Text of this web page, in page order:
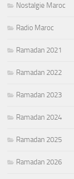
Nostalgie Maroc
Radio Maroc
Ramadan 2021
Ramadan 2022
Ramadan 2023
Ramadan 2024
Ramadan 2025
Ramadan 2026